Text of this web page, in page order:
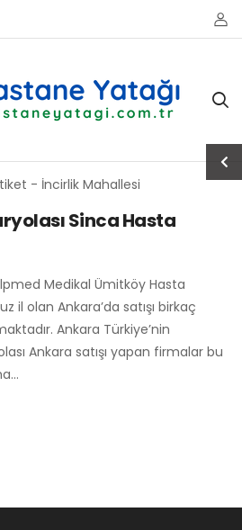
- İncirlik Mahallesi
Sinca Hasta
Medikal Ümitköy Hasta
il olan Ankara’da satışı birkaç
Ankara Türkiye’nin
Ankara satışı yapan firmalar bu